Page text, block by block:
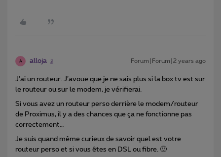
A alloja Forum|Forum|2 years ago
J’ai un routeur. J’avoue que je ne sais plus si la box tv est sur
le routeur ou sur le modem, je vérifierai.
Si vous avez un routeur perso derrière le modem/routeur
de Proximus, il y a des chances que ça ne fonctionne pas
correctement…
Je suis quand même curieux de savoir quel est votre
routeur perso et si vous êtes en DSL ou fibre. 🙂